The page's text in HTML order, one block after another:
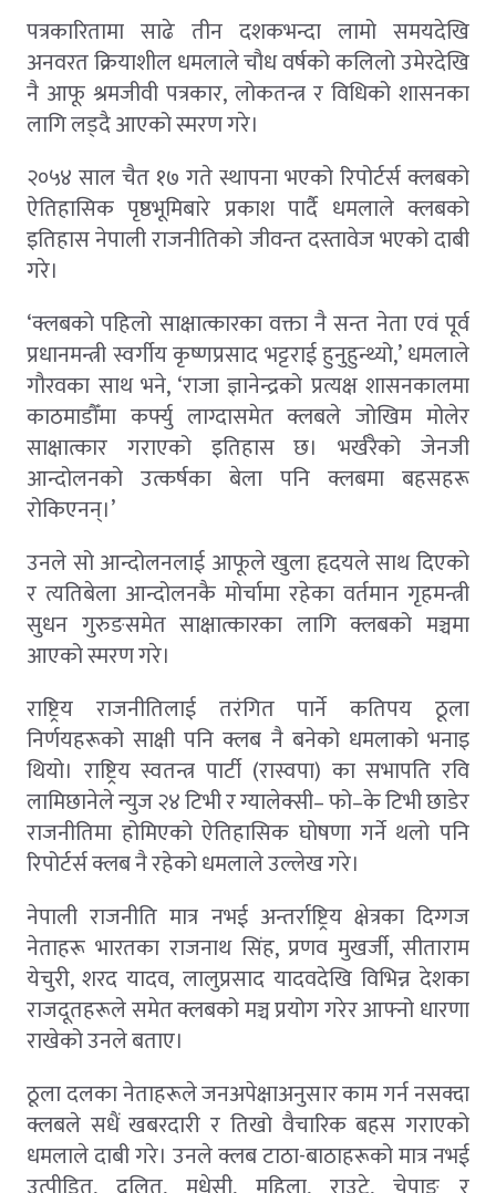
पत्रकारितामा साढे तीन दशकभन्दा लामो समयदेखि
अनवरत क्रियाशील धमलाले चौध वर्षको कलिलो उमेरदेखि
नै आफू श्रमजीवी पत्रकार, लोकतन्त्र र विधिको शासनका
लागि लड्दै आएको स्मरण गरे।
२०५४ साल चैत १७ गते स्थापना भएको रिपोर्टर्स क्लबको
ऐतिहासिक पृष्ठभूमिबारे प्रकाश पार्दै धमलाले क्लबको
इतिहास नेपाली राजनीतिको जीवन्त दस्तावेज भएको दाबी
गरे।
‘क्लबको पहिलो साक्षात्कारका वक्ता नै सन्त नेता एवं पूर्व
प्रधानमन्त्री स्वर्गीय कृष्णप्रसाद भट्टराई हुनुहुन्थ्यो,’ धमलाले
गौरवका साथ भने, ‘राजा ज्ञानेन्द्रको प्रत्यक्ष शासनकालमा
काठमाडौँमा कर्फ्यु लाग्दासमेत क्लबले जोखिम मोलेर
साक्षात्कार गराएको इतिहास छ। भर्खरैको जेनजी
आन्दोलनको उत्कर्षका बेला पनि क्लबमा बहसहरू
रोकिएनन्।’
उनले सो आन्दोलनलाई आफूले खुला हृदयले साथ दिएको
र त्यतिबेला आन्दोलनकै मोर्चामा रहेका वर्तमान गृहमन्त्री
सुधन गुरुङसमेत साक्षात्कारका लागि क्लबको मञ्चमा
आएको स्मरण गरे।
राष्ट्रिय राजनीतिलाई तरंगित पार्ने कतिपय ठूला
निर्णयहरूको साक्षी पनि क्लब नै बनेको धमलाको भनाइ
थियो। राष्ट्रिय स्वतन्त्र पार्टी (रास्वपा) का सभापति रवि
लामिछानेले न्युज २४ टिभी र ग्यालेक्सी– फो–के टिभी छाडेर
राजनीतिमा होमिएको ऐतिहासिक घोषणा गर्ने थलो पनि
रिपोर्टर्स क्लब नै रहेको धमलाले उल्लेख गरे।
नेपाली राजनीति मात्र नभई अन्तर्राष्ट्रिय क्षेत्रका दिग्गज
नेताहरू भारतका राजनाथ सिंह, प्रणव मुखर्जी, सीताराम
येचुरी, शरद यादव, लालुप्रसाद यादवदेखि विभिन्न देशका
राजदूतहरूले समेत क्लबको मञ्च प्रयोग गरेर आफ्नो धारणा
राखेको उनले बताए।
ठूला दलका नेताहरूले जनअपेक्षाअनुसार काम गर्न नसक्दा
क्लबले सधैं खबरदारी र तिखो वैचारिक बहस गराएको
धमलाले दाबी गरे। उनले क्लब टाठा-बाठाहरूको मात्र नभई